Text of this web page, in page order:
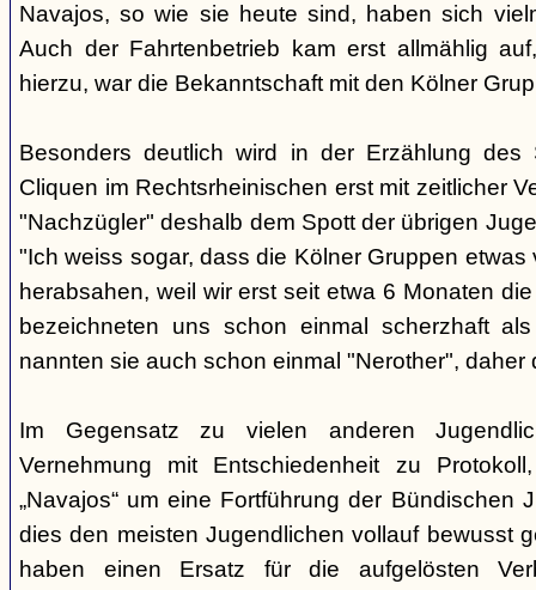
Navajos, so wie sie heute sind, haben sich
Auch der Fahrtenbetrieb kam erst allmählig
hierzu, war die Bekanntschaft mit den Kölner
Besonders deutlich wird in der Erzählung
Cliquen im Rechtsrheinischen erst mit zeitlicher
"Nachzügler" deshalb dem Spott der übrigen
"Ich weiss sogar, dass die Kölner Gruppen
herabsahen, weil wir erst seit etwa 6 Monaten
bezeichneten uns schon einmal scherzhaft
nannten sie auch schon einmal "Nerother", daher
Im Gegensatz zu vielen anderen
Vernehmung mit Entschiedenheit zu
„Navajos“ um eine Fortführung der Bündischen
dies den meisten Jugendlichen vollauf bewusst
haben einen Ersatz für die aufgelösten